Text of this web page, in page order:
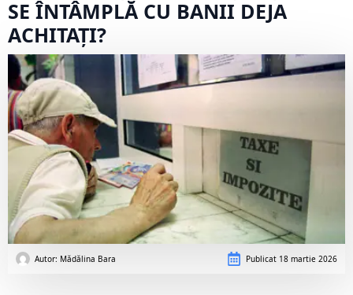
SE ÎNTÂMPLĂ CU BANII DEJA
ACHITAȚI?
Autor: Mădălina Bara Publicat 18 martie 2026